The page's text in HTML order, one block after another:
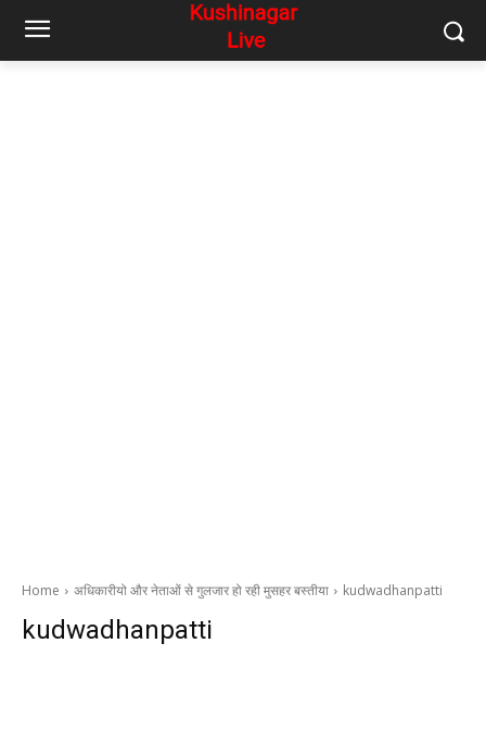
Home अधिकारीयो और नेताओं से गुलजार हो रही मुसहर बस्तीया kudwadhanpatti
kudwadhanpatti